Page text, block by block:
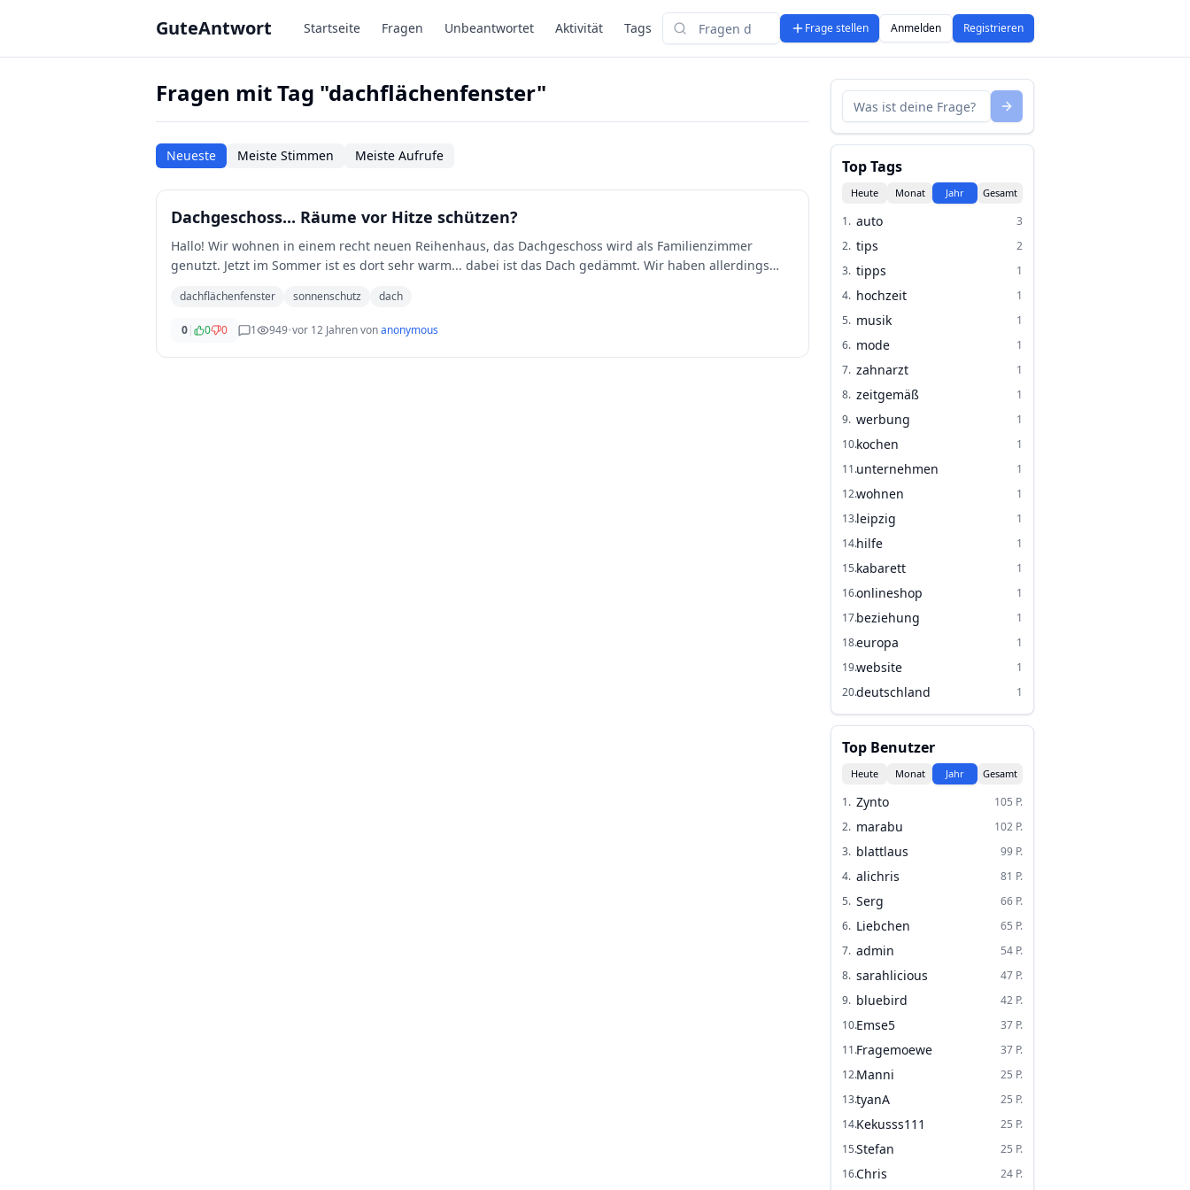
GuteAntwort Startseite Fragen Unbeantwortet Aktivität Tags
Suchen
Frage stellen Anmelden Registrieren
Fragen mit Tag "dachflächenfenster"
Neueste Meiste Stimmen Meiste Aufrufe
Dachgeschoss... Räume vor Hitze schützen?
Hallo! Wir wohnen in einem recht neuen Reihenhaus, das Dachgeschoss wird als Familienzimmer
genutzt. Jetzt im Sommer ist es dort sehr warm... dabei ist das Dach gedämmt. Wir haben allerdings
dachflächenfenster sonnenschutz dach
0| 0 0 1 949•vor 12 Jahrenvonanonymous
Top Tags
Heute Monat Jahr Gesamt
1. auto
3
2. tips
2
3. tipps
1
4. hochzeit
1
5. musik
1
6. mode
1
7. zahnarzt
1
8. zeitgemäß
1
9. werbung
1
10.kochen
1
11.unternehmen
1
12.wohnen
1
13.leipzig
1
14.hilfe
1
15.kabarett
1
16.onlineshop
1
17.beziehung
1
18.europa
1
19.website
1
20.deutschland 1
Top Benutzer
Heute Monat Jahr Gesamt
1. Zynto 105 P.
2. marabu 102 P.
3. blattlaus 99 P.
4. alichris 81 P.
5. Serg 66 P.
6. Liebchen 65 P.
7. admin 54 P.
8. sarahlicious 47 P.
9. bluebird 42 P.
10.Emse5 37 P.
11.Fragemoewe 37 P.
12.Manni 25 P.
13.tyanA 25 P.
14.Kekusss111 25 P.
15.Stefan 25 P.
16.Chris 24 P.